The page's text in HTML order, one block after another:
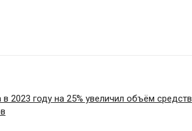
2023 году на 25% увеличил объём средств